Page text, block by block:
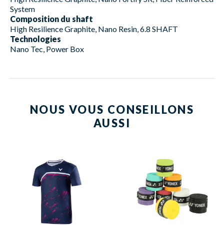
System
Composition du shaft
High Resilience Graphite, Nano Resin, 6.8 SHAFT
Technologies
Nano Tec, Power Box
NOUS VOUS CONSEILLONS
AUSSI